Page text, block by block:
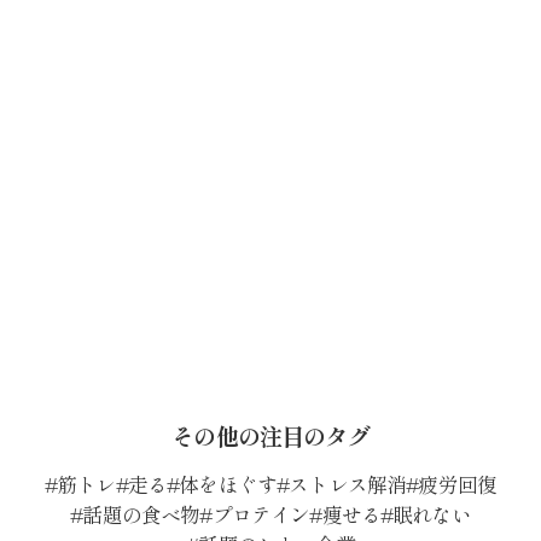
その他の注目のタグ
筋トレ 走る 体をほぐす ストレス解消 疲労回復
話題の食べ物 プロテイン 痩せる 眠れない